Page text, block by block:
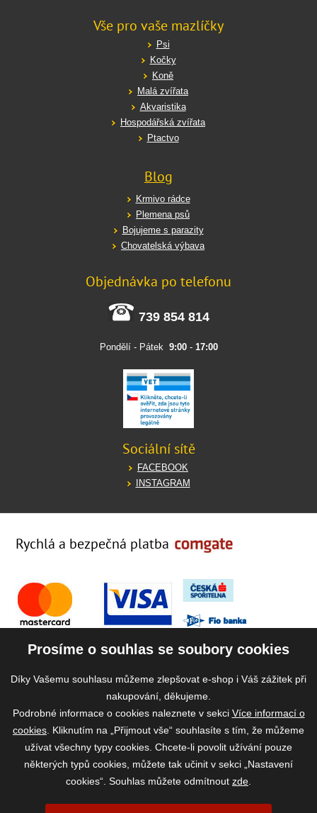
Vše pro vaše mazlíčky
Psi
Kočky
Koně
Malá zvířata
Akvaristika
Hospodářská zvířata
Ptactvo
Blog
Krmivo rádce
Plemena psů
Bojujeme s parazity
Chovatelská výbava
Objednávka po telefonu
739 854 814
Pondělí - Pátek 9:00- 17:00
Sociální sítě
FACEBOOK
INSTAGRAM
Rychlá a bezpečná platba
2026 ©www.vase-krmivo.cz- Tomáš Kroupa e-shop, Kanice 307, 664 01
Prosíme o souhlas se soubory cookies
Díky Vašemu souhlasu můžeme zlepšovat e-shop i Váš zážitek při
nakupování, děkujeme.
Podrobné informace o cookies naleznete v sekci Více informací o
cookies . Kliknutím na „Přijmout vše“ souhlasíte s tím, že můžeme
užívat všechny typy cookies. Chcete-li povolit užívání pouze
některých typů cookies, můžete tak učinit v sekci „Nastavení
cookies“. Souhlas můžete odmítnout zde